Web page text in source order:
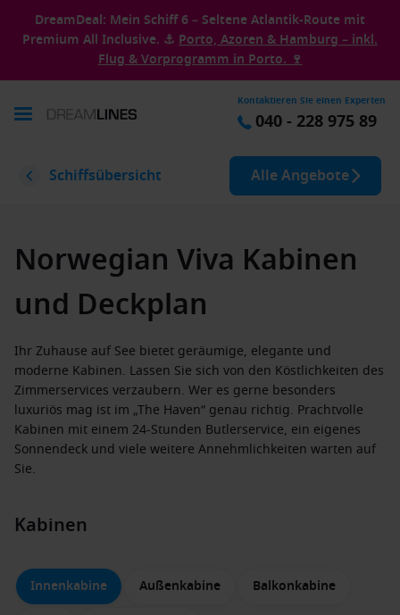
DreamDeal: Mein Schiff 6 – Seltene Atlantik-Route mit
Premium All Inclusive. ⚓ Porto, Azoren & Hamburg – inkl.
Flug & Vorprogramm in Porto. 🍷
Kontaktieren Sie einen Experten
040 - 228 975 89
Schiffsübersicht Alle Angebote
Norwegian Viva Kabinen
und Deckplan
Ihr Zuhause auf See bietet geräumige, elegante und
moderne Kabinen. Lassen Sie sich von den Köstlichkeiten des
Zimmerservices verzaubern. Wer es gerne besonders
luxuriös mag ist im „The Haven“ genau richtig. Prachtvolle
Kabinen mit einem 24-Stunden Butlerservice, ein eigenes
Sonnendeck und viele weitere Annehmlichkeiten warten auf
Sie.
Kabinen
Innenkabine Außenkabine Balkonkabine